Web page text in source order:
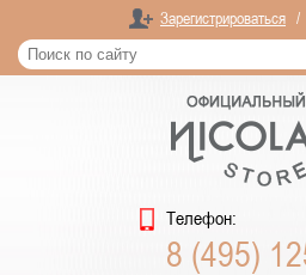
Зарегистрироваться /
Телефон:
8 (495)